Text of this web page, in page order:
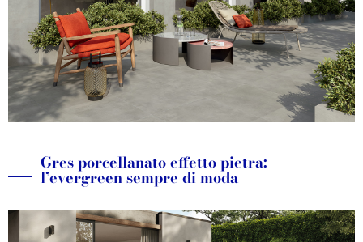
Gres porcellanato effetto pietra:
l’evergreen sempre di moda